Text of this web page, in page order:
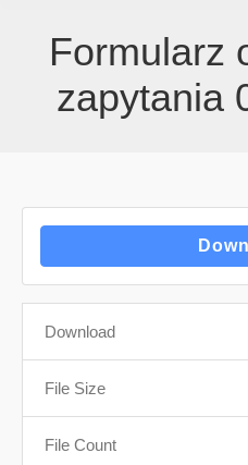
Formularz
zapytania
Download
File Size
File Count